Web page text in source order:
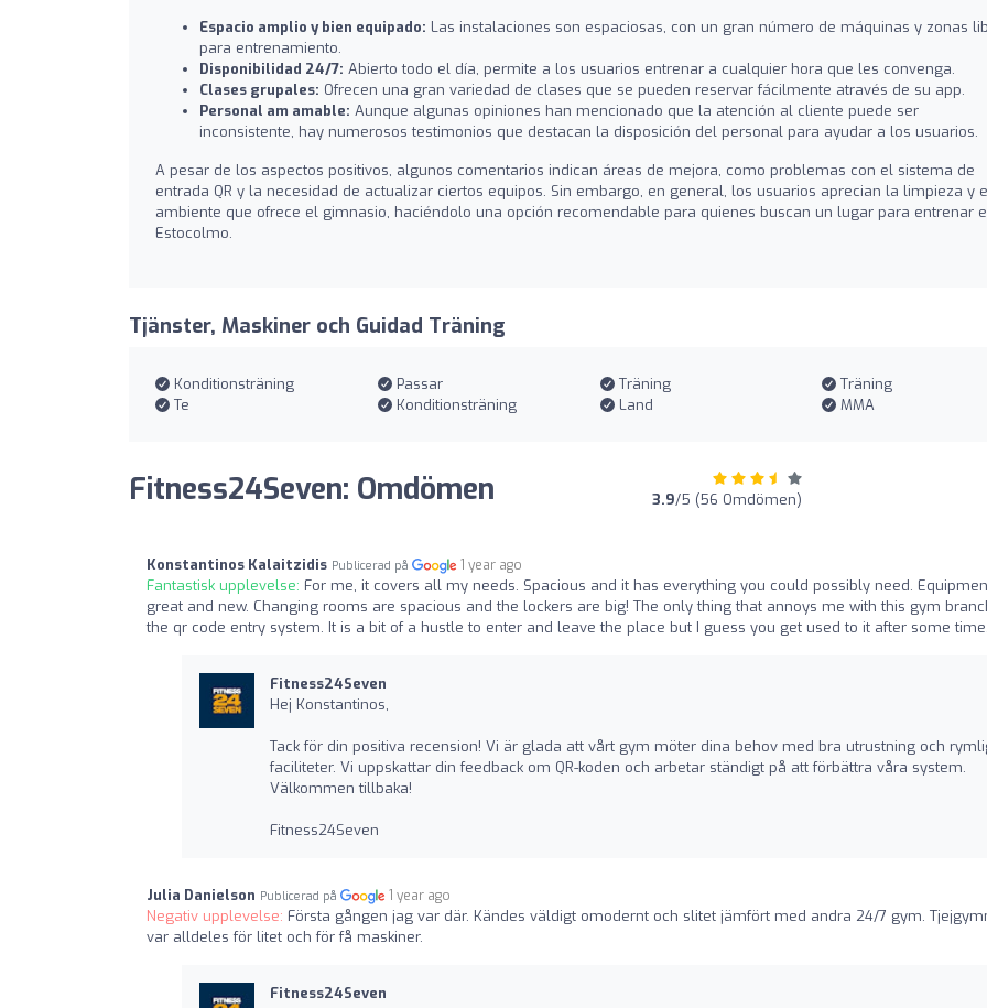
Espacio amplio y bien equipado: Las instalaciones son espaciosas, con un gran número de máquinas y zonas
para entrenamiento.
Disponibilidad 24/7: Abierto todo el día, permite a los usuarios entrenar a cualquier hora que les convenga.
Clases grupales: Ofrecen una gran variedad de clases que se pueden reservar fácilmente através de su app.
Personal am amable: Aunque algunas opiniones han mencionado que la atención al cliente puede ser
inconsistente, hay numerosos testimonios que destacan la disposición del personal para ayudar a los usuarios.
A pesar de los aspectos positivos, algunos comentarios indican áreas de mejora, como problemas con el sistema de
entrada QR y la necesidad de actualizar ciertos equipos. Sin embargo, en general, los usuarios aprecian la limpieza y
ambiente que ofrece el gimnasio, haciéndolo una opción recomendable para quienes buscan un lugar para entrenar
Estocolmo.
Tjänster, Maskiner och Guidad Träning
Konditionsträning Passar Träning
Träning
Te
Konditionsträning Land MMA
Fitness24Seven: Omdömen 3.9/5 (56 Omdömen)
Konstantinos Kalaitzidis Publicerad på 1 year ago
Fantastisk upplevelse: For me, it covers all my needs. Spacious and it has everything you could possibly need.
great and new. Changing rooms are spacious and the lockers are big! The only thing that annoys me with this gym
the qr code entry system. It is a bit of a hustle to enter and leave the place but I guess you get used to it after some
Fitness24Seven
Hej Konstantinos,
Tack för din positiva recension! Vi är glada att vårt gym möter dina behov med bra utrustning och
faciliteter. Vi uppskattar din feedback om QR-koden och arbetar ständigt på att förbättra våra system.
Välkommen tillbaka!
Fitness24Seven
Julia Danielson Publicerad på 1 year ago
Negativ upplevelse: Första gången jag var där. Kändes väldigt omodernt och slitet jämfört med andra 24/7 gym.
var alldeles för litet och för få maskiner.
Fitness24Seven